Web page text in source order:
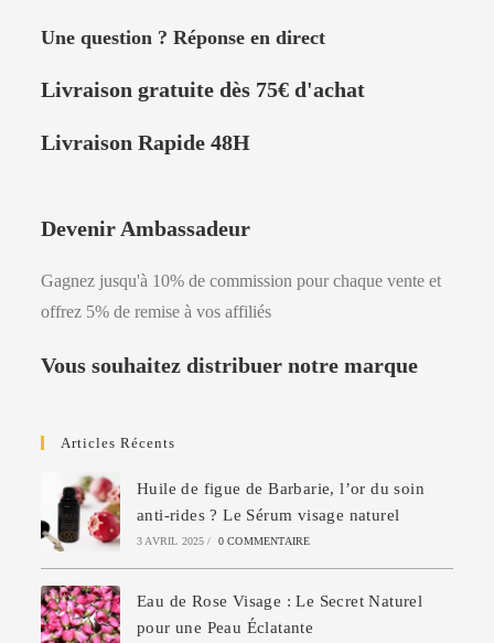
Une question ? Réponse en direct
Livraisongratuite dès 75€ d'achat
Livraison Rapide 48H
Devenir Ambassadeur
Gagnez jusqu'à 10% de commission pour chaque vente et
offrez 5% de remise à vos affiliés
Vous souhaitez distribuer notre marque
Articles Récents
Huile de figue de Barbarie, l’or du soin
anti-rides ? Le Sérum visage naturel
3 AVRIL 2025 / 0 COMMENTAIRE
Eau de Rose Visage : Le Secret Naturel
pour une Peau Éclatante